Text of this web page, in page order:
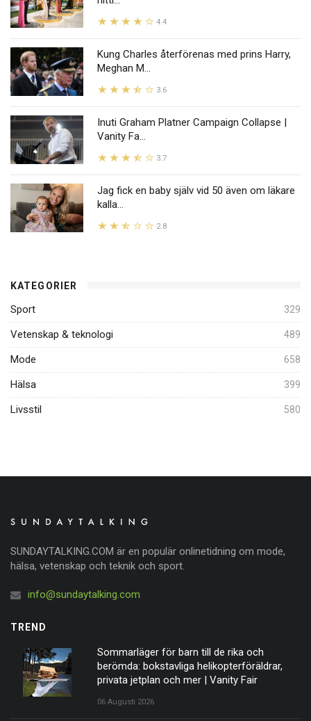
4.4
Kung Charles återförenas med prins Harry,
Meghan M...
3.6
Inuti Graham Platner Campaign Collapse |
Vanity Fa...
3.7
Jag fick en baby själv vid 50 även om läkare
kalla...
2.8
KATEGORIER
Sport 329
Vetenskap & teknologi 489
Mode 658
Hälsa 399
Livsstil 580
SUNDAYTALKING.COM är en populär onlinetidning om mode,
hälsa, vetenskap och teknik och sport.
info@sundaytalking.com
TREND
Sommarläger för barn till de rika och
berömda: bokstavliga helikopterföräldrar,
privata jetplan och mer | Vanity Fair
06 Augusti 2026